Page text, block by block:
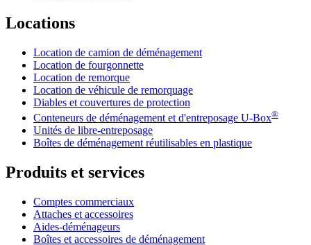
Locations
Location de camion de déménagement
Location de fourgonnette
Location de remorque
Location de véhicule de remorquage
Diables et couvertures de protection
Conteneurs de déménagement et d'entreposage U-Box®
Unités de libre-entreposage
Boîtes de déménagement réutilisables en plastique
Produits et services
Comptes commerciaux
Attaches et accessoires
Aides-déménageurs
Boîtes et accessoires de déménagement